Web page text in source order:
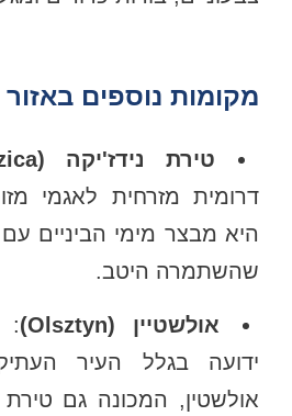
מקומות נוספים
טירת נידז'יקה (Niedzica)
דרומית מזרחית לאגמי
היא מבצר מימי הביניים
שהשתמרה היטב.
אולשטיין (Olsztyn)
:
ידועה בגלל העיר
אולשטין, המכונה גם טירת